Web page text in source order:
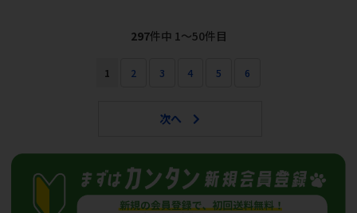
297件中 1〜50件目
1 2 3 4 5 6